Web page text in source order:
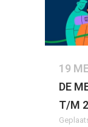
19
DE
T/M